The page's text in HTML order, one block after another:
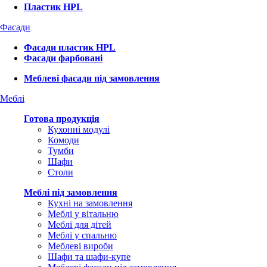
Пластик HPL
Фасади
Фасади пластик HPL
Фасади фарбовані
Меблеві фасади під замовлення
Меблі
Готова продукція
Кухонні модулі
Комоди
Тумби
Шафи
Столи
Меблі під замовлення
Кухні на замовлення
Меблі у вітальню
Меблі для дітей
Меблі у спальню
Меблеві вироби
Шафи та шафи-купе